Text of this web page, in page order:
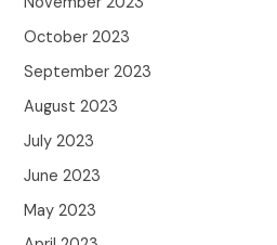
October 2023
September 2023
August 2023
July 2023
June 2023
May 2023